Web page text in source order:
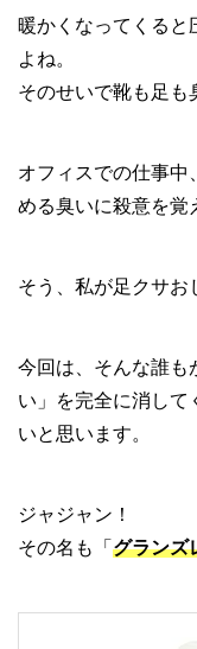
暖かくなってくると
よね。
そのせいで靴も足も
オフィスでの仕事中
める臭いに殺意を覚
そう、私が足クサお
今回は、そんな誰も
い」を完全に消して
いと思います。
ジャジャン！
その名も「 グランズ